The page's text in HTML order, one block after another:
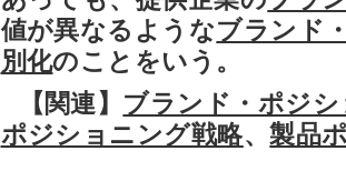
値が異なるようなブランド
別化のことをいう。
【関連】 ブランド・ポジ
ポジショニング戦略、製品